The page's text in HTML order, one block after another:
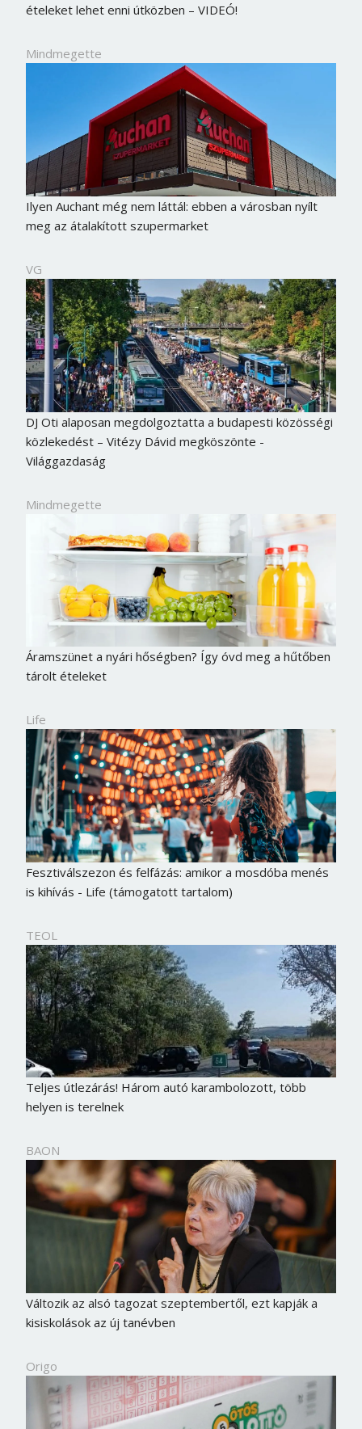
ételeket lehet enni útközben – VIDEÓ!
Mindmegette
Ilyen Auchant még nem láttál: ebben a városban nyílt
meg az átalakított szupermarket
VG
DJ Oti alaposan megdolgoztatta a budapesti közösségi
közlekedést – Vitézy Dávid megköszönte -
Világgazdaság
Mindmegette
Áramszünet a nyári hőségben? Így óvd meg a hűtőben
tárolt ételeket
Life
Fesztiválszezon és felfázás: amikor a mosdóba menés
is kihívás - Life (támogatott tartalom)
TEOL
Teljes útlezárás! Három autó karambolozott, több
helyen is terelnek
BAON
Változik az alsó tagozat szeptembertől, ezt kapják a
kisiskolások az új tanévben
Origo